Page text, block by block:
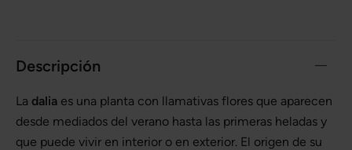
Descripción
La dalia es una planta con llamativas flores que aparecen
desde mediados del verano hasta las primeras heladas y
que puede vivir en interior o en exterior. El origen de su